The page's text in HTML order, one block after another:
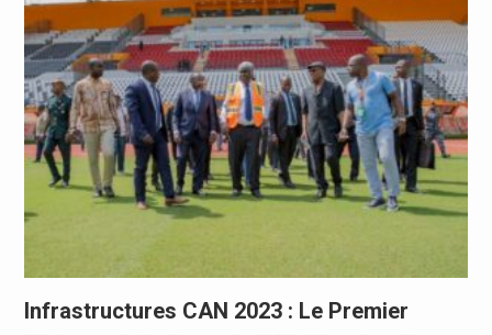
Infrastructures CAN 2023 : Le Premier